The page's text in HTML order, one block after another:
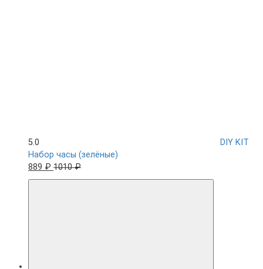
5.0
DIY KIT
Набор часы (зелёные)
889 ₽ 1010 ₽